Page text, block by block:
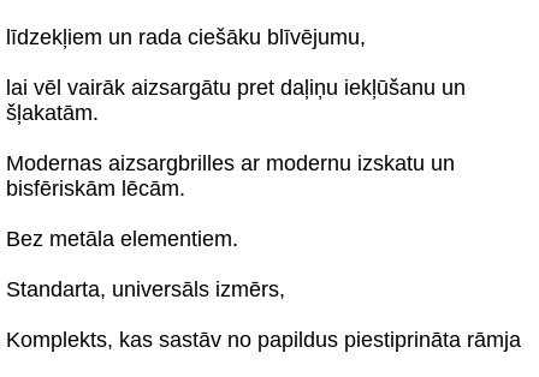
līdzekļiem un rada ciešāku blīvējumu,
lai vēl vairāk aizsargātu pret daļiņu iekļūšanu un
šļakatām.
Modernas aizsargbrilles ar modernu izskatu un
bisfēriskām lēcām.
Bez metāla elementiem.
Standarta, universāls izmērs,
Komplekts, kas sastāv no papildus piestiprināta rāmja